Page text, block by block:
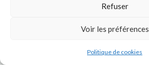
Refuser
Voir les préférences
Politique de cookies